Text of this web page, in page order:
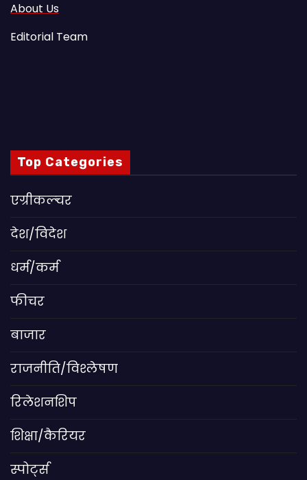
About Us
Editorial Team
Top Categories
एग्रीकल्चर
देश/विदेश
धर्म/कर्म
फीचर
बाजार
राजनीति/विश्लेषण
रिलेशनशिप
शिक्षा/कैरियर
स्पोर्ट्स